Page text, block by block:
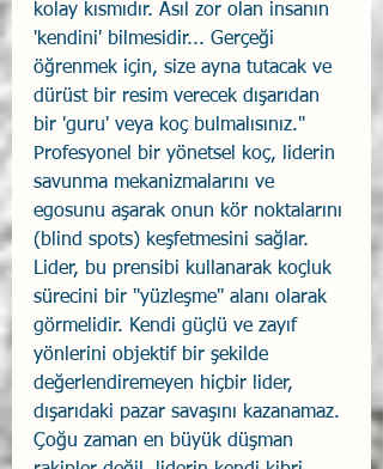
kolay kısmıdır. Asıl zor olan insanın
'kendini' bilmesidir... Gerçeği
öğrenmek için, size ayna tutacak ve
dürüst bir resim verecek dışarıdan
bir 'guru' veya koç bulmalısınız."
Profesyonel bir yönetsel koç, liderin
savunma mekanizmalarını ve
egosunu aşarak onun kör noktalarını
(blind spots) keşfetmesini sağlar.
Lider, bu prensibi kullanarak koçluk
sürecini bir "yüzleşme" alanı olarak
görmelidir. Kendi güçlü ve zayıf
yönlerini objektif bir şekilde
değerlendiremeyen hiçbir lider,
dışarıdaki pazar savaşını kazanamaz.
Çoğu zaman en büyük düşman